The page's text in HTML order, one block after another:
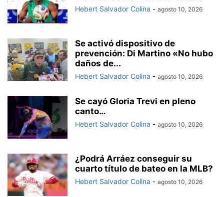
Hebert Salvador Colina - agosto 10, 2026
Se activó dispositivo de
prevención: Di Martino «No hubo
daños de...
Hebert Salvador Colina - agosto 10, 2026
Se cayó Gloria Trevi en pleno
canto…
Hebert Salvador Colina - agosto 10, 2026
¿Podrá Arráez conseguir su
cuarto título de bateo en la MLB?
Hebert Salvador Colina - agosto 10, 2026